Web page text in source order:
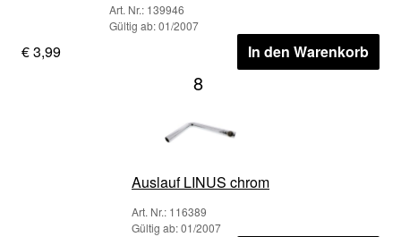
Art. Nr.: 139946
Gültig ab: 01/2007
€ 3,99 In den Warenkorb
8
Auslauf LINUS chrom
Art. Nr.: 116389
Gültig ab: 01/2007